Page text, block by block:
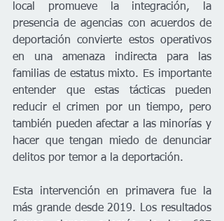
local promueve la integración, la
presencia de agencias con acuerdos de
deportación convierte estos operativos
en una amenaza indirecta para las
familias de estatus mixto. Es importante
entender que estas tácticas pueden
reducir el crimen por un tiempo, pero
también pueden afectar a las minorías y
hacer que tengan miedo de denunciar
delitos por temor a la deportación.
Esta intervención en primavera fue la
más grande desde 2019. Los resultados